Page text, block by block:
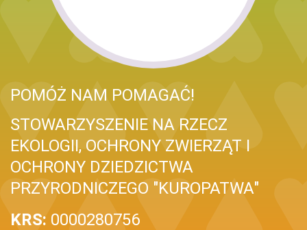
POMÓŻ NAM POMAGAĆ!
STOWARZYSZENIE NA RZECZ
EKOLOGII, OCHRONY ZWIERZĄT I
OCHRONY DZIEDZICTWA
PRZYRODNICZEGO "KUROPATWA"
KRS: 0000280756